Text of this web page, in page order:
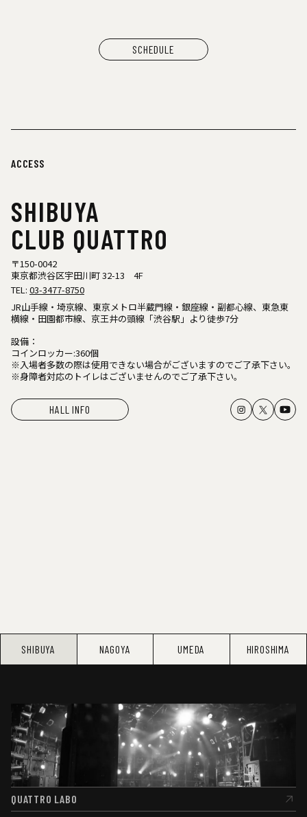
SCHEDULE
ACCESS
SHIBUYA
CLUB QUATTRO
〒150-0042
東京都渋谷区宇田川町 32-13 4F
TEL: 03-3477-8750
JR山手線・埼京線、東京メトロ半蔵門線・銀座線・副都心線、東急東
横線・田園都市線、京王井の頭線「渋谷駅」より徒歩7分
設備：
コインロッカー:360個
※入場者多数の際は使用できない場合がございますのでご了承下さい。
※身障者対応のトイレはございませんのでご了承下さい。
HALL INFO
SHIBUYA NAGOYA UMEDA HIROSHIMA
QUATTRO LABO
QUATTRO LABO